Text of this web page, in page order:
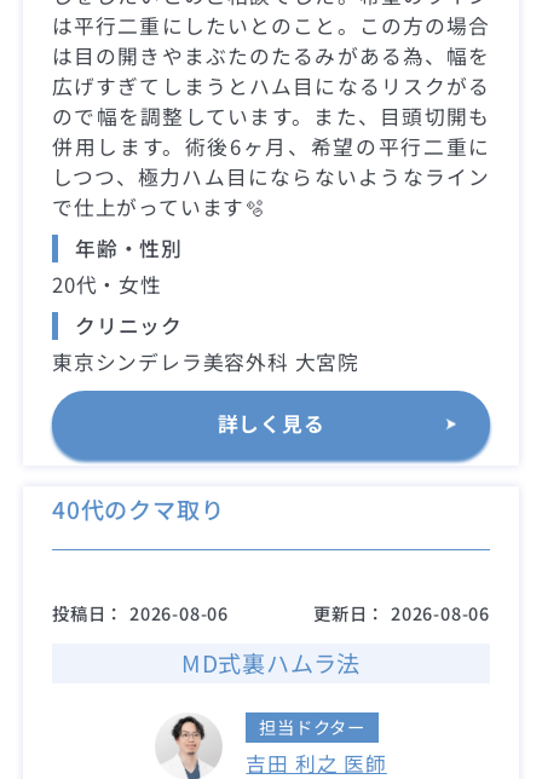
は平行二重にしたいとのこと。この方の場合
は目の開きやまぶたのたるみがある為、幅を
広げすぎてしまうとハム目になるリスクがる
ので幅を調整しています。また、目頭切開も
併用します。術後6ヶ月、希望の平行二重に
しつつ、極力ハム目にならないようなライン
で仕上がっています🫧
年齢・性別
20代・女性
クリニック
東京シンデレラ美容外科 大宮院
詳しく見る
40代のクマ取り
投稿日： 2026-08-06 更新日： 2026-08-06
MD式裏ハムラ法
担当ドクター
吉田 利之 医師